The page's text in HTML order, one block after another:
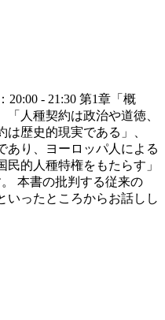
20:00 - 21:30 第1章「概
人種契約は政治や道徳、
歴史的現実である」、
あり、ヨーロッパ人による
的人種特権をもたらす」
本書の批判する従来の
いったところからお話しし